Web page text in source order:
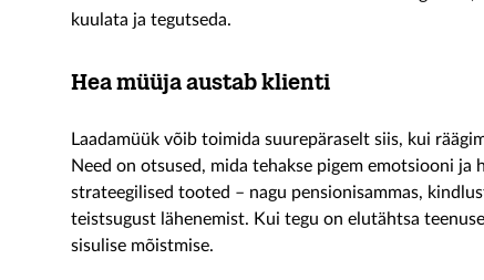
kuulata ja tegutseda.
Hea müüja austab klienti
Laadamüük võib toimida suurepäraselt siis, kui
Need on otsused, mida tehakse pigem emotsiooni ja
strateegilised tooted – nagu pensionisammas,
teistsugust lähenemist. Kui tegu on elutähtsa
sisulise mõistmise.